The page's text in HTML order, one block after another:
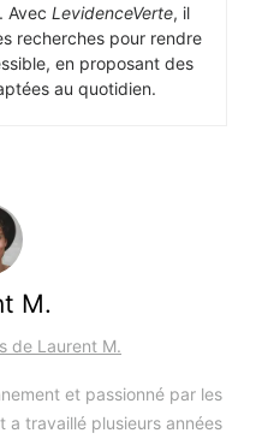
Avec LevidenceVerte, il
recherches pour rendre
en proposant des
au quotidien.
M.
de Laurent M.
et passionné par les
a travaillé plusieurs années